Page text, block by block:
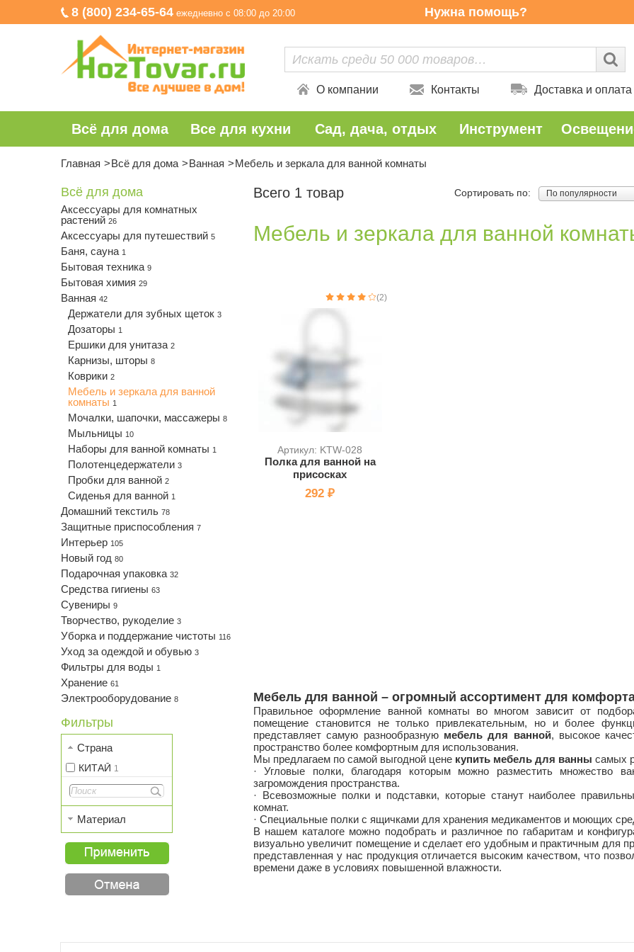
8 (800) 234-65-64 ежедневно с 08:00 до 20:00 Нужна помощь?
О компании Контакты Доставка и оплата
Всё для дома Все для кухни Сад, дача, отдых Инструмент
Главная Всё для дома Ванная Мебель и зеркала для ванной комнаты
Всё для дома
Аксессуары для комнатных
растений 26
Аксессуары для путешествий 5
Баня, сауна 1
Бытовая техника 9
Бытовая химия 29
Ванная 42
Держатели для зубных щеток 3
Дозаторы 1
Ершики для унитаза 2
Карнизы, шторы 8
Коврики 2
Мебель и зеркала для ванной
комнаты 1
Мочалки, шапочки, массажеры 8
Мыльницы 10
Наборы для ванной комнаты 1
Полотенцедержатели 3
Пробки для ванной 2
Сиденья для ванной 1
Домашний текстиль 78
Защитные приспособления 7
Интерьер 105
Новый год 80
Подарочная упаковка 32
Средства гигиены 63
Сувениры 9
Творчество, рукоделие 3
Уборка и поддержание чистоты 116
Уход за одеждой и обувью 3
Фильтры для воды 1
Хранение 61
Электрооборудование 8
Фильтры
Страна
КИТАЙ 1
Материал
Всего 1 товар Сортировать по: По популярности
Мебель и зеркала для ванной
(2)
Артикул: KTW-028
Полка для ванной на
присосках
292 ₽
Мебель для ванной – огромный ассортимент для
Правильное оформление ванной комнаты во многом зависит от
помещение становится не только привлекательным, но и более
представляет самую разнообразную мебель для ванной, высокое
пространство более комфортным для использования.
Мы предлагаем по самой выгодной цене купить мебель для ванны самых
· Угловые полки, благодаря которым можно разместить множество
загромождения пространства.
· Всевозможные полки и подставки, которые станут наиболее
комнат.
· Специальные полки с ящичками для хранения медикаментов и моющих
В нашем каталоге можно подобрать и различное по габаритам и
визуально увеличит помещение и сделает его удобным и практичным для
представленная у нас продукция отличается высоким качеством, что
времени даже в условиях повышенной влажности.